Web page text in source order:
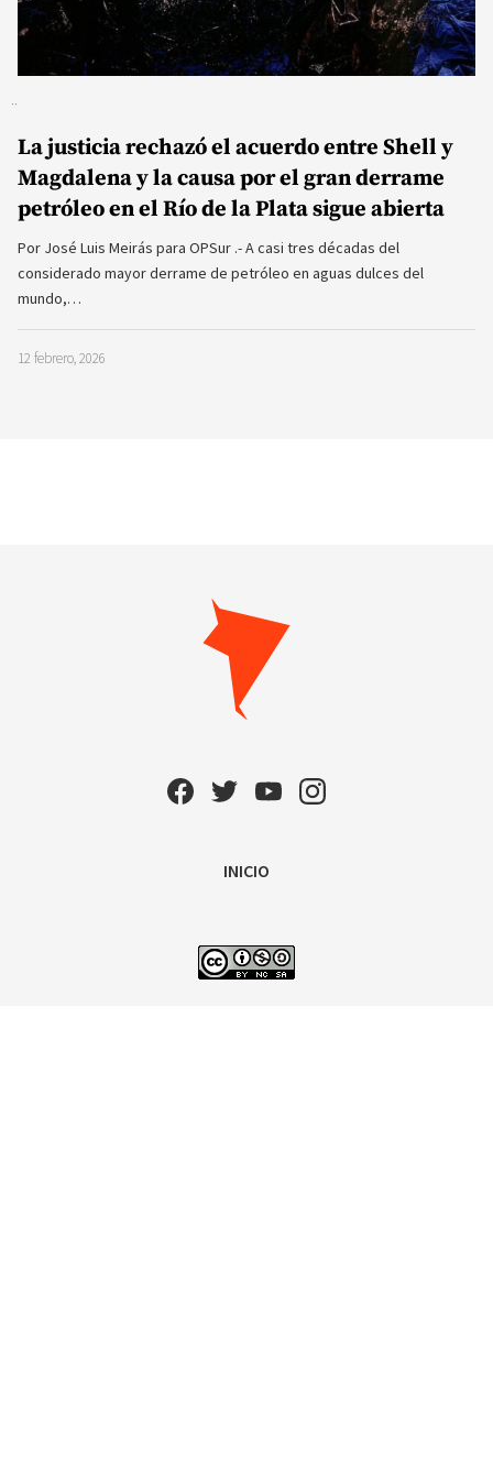
La justicia rechazó el acuerdo entre Shell y
Magdalena y la causa por el gran derrame
petróleo en el Río de la Plata sigue abierta
Por José Luis Meirás para OPSur .- A casi tres décadas del
considerado mayor derrame de petróleo en aguas dulces del
mundo,…
12 febrero, 2026
INICIO